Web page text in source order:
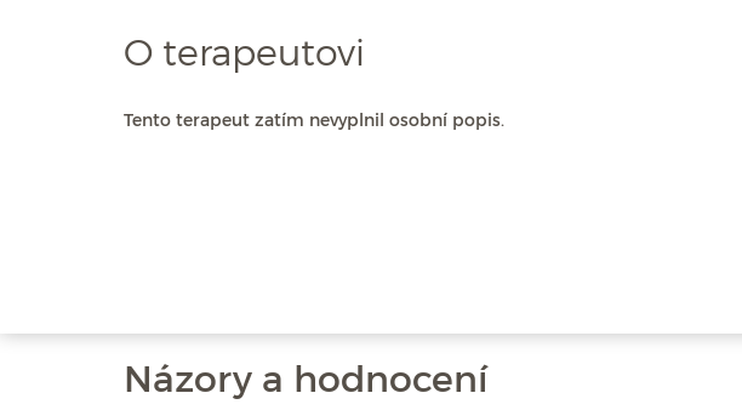
O terapeutovi
Tento terapeut zatím nevyplnil osobní popis.
Názory a hodnocení